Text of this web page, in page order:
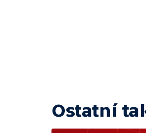
Ostatní